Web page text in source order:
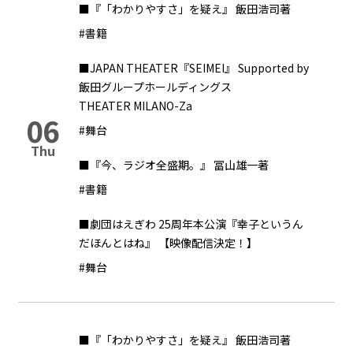
06
Thu
■『「わかりやすさ」を疑え』 飯田浩司著
#書籍
■JAPAN THEATER『SEIMEI』 Supported by
飯田グループホールディングス
THEATER MILANO-Za
#舞台
■『今、ラジオ全盛期。』 冨山雄一著
#書籍
■劇団はえぎわ 25周年本公演『幸子というん
だほんとはね』 【映像配信決定！】
#舞台
■『「わかりやすさ」を疑え』 飯田浩司著